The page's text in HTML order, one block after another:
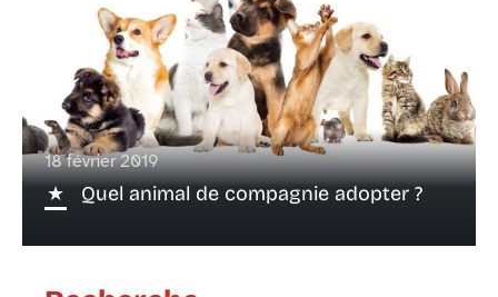
18 février 2019
Quel animal de compagnie adopter ?